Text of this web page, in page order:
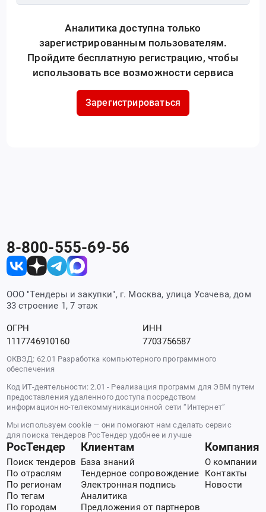
Аналитика доступна только
зарегистрированным пользователям.
Пройдите бесплатную регистрацию, чтобы
использовать все возможности сервиса
Зарегистрироваться
8-800-555-69-56
ООО "Тендеры и закупки", г. Москва, улица Усачева, дом
33 строение 1, 7 этаж
ОГРН
1117746910160
ИНН
7703756587
ОКВЭД: 62.01 Разработка компьютерного программного
обеспечения
Код ИТ-деятельности: 2.01 - Реализация программ для ЭВМ путем
предоставления удаленного доступа посредством
информационно-телекоммуникационной сети “Интернет”
Мы используем cookie — они помогают нам сделать сервис
для поиска тендеров РосТендер удобнее и лучше
РосТендер
Поиск тендеров
По отраслям
По регионам
По тегам
По городам
Клиентам
База знаний
Тендерное сопровождение
Электронная подпись
Аналитика
Предложения от партнеров
Компания
О компании
Контакты
Новости